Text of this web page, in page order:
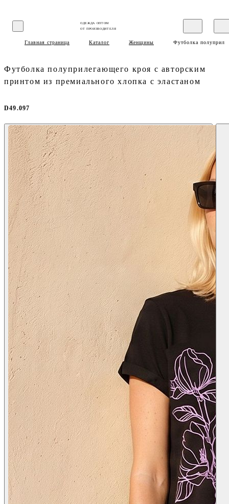
ОДЕЖДА ОПТОМ
ОТ ПРОИЗВОДИТЕЛЯ
Главная страница Каталог Женщины Футболка
Футболка полуприлегающего кроя с авторским
принтом из премиального хлопка с эластаном
D49.097